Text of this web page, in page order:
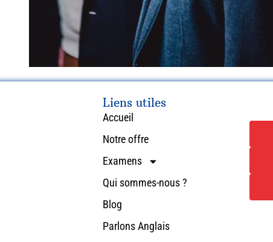
Liens utiles
Accueil
Notre offre
Examens
Qui sommes-nous ?
Blog
Parlons Anglais